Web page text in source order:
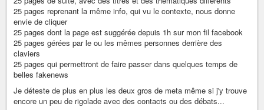
25 pages reprenant la même info, qui vu le contexte, nous donne
envie de cliquer
25 pages dont la page est suggérée depuis 1h sur mon fil facebook
25 pages gérées par le ou les mêmes personnes derrière des
claviers
25 pages qui permettront de faire passer dans quelques temps de
belles fakenews
Je déteste de plus en plus les deux gros de meta même si j'y trouve
encore un peu de rigolade avec des contacts ou des débats...